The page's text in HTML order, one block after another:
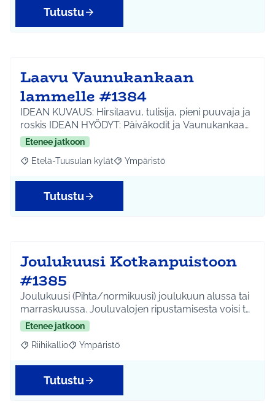
Tutustu
Laavu Vaunukankaan
lammelle #1384
IDEAN KUVAUS: Hirsilaavu, tulisija, pieni puuvaja ja
roskis IDEAN HYÖDYT: Päiväkodit ja Vaunukankaa…
Etenee jatkoon
Rajaa tulokset aihepiirin mukaan: Etelä-Tuusulan kylät
Etelä-Tuusulan kylät Rajaa tulokset teeman mukaan:
Ympäristö
Tutustu
Joulukuusi Kotkanpuistoon
#1385
Joulukuusi (Pihta/normikuusi) joulukuun alussa tai
marraskuussa. Jouluvalojen ripustamisesta voisi t…
Etenee jatkoon
Rajaa tulokset aihepiirin mukaan: Riihikallio
Riihikallio Rajaa tulokset teeman mukaan: Ympäristö
Ympäristö
Tutustu